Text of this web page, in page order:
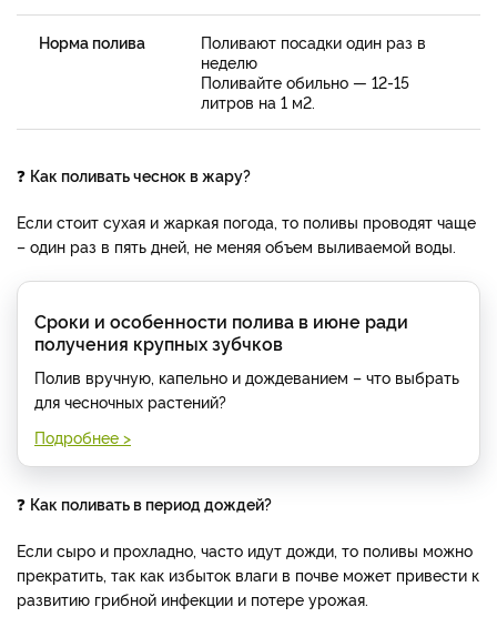
Норма полива
Поливают посадки один раз в
неделю
Поливайте обильно — 12-15
литров на 1 м2.
❓ Как поливать чеснок в жару?
Если стоит сухая и жаркая погода, то поливы проводят чаще
– один раз в пять дней, не меняя объем выливаемой воды.
Сроки и особенности полива в июне ради
получения крупных зубчков
Полив вручную, капельно и дождеванием – что выбрать
для чесночных растений?
Подробнее >
❓ Как поливать в период дождей?
Если сыро и прохладно, часто идут дожди, то поливы можно
прекратить, так как избыток влаги в почве может привести к
развитию грибной инфекции и потере урожая.